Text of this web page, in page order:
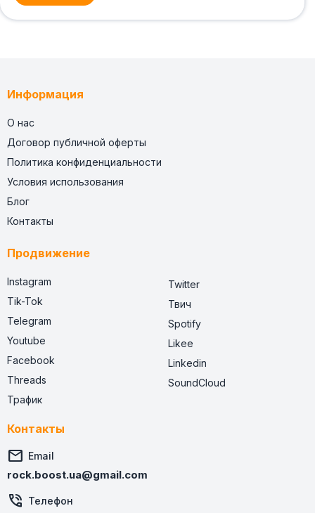
Информация
О нас
Договор публичной оферты
Политика конфиденциальности
Условия использования
Блог
Контакты
Продвижение
Instagram
Tik-Tok
Telegram
Youtube
Facebook
Threads
Трафик
Twitter
Твич
Spotify
Likee
Linkedin
SoundCloud
Контакты
 Email
rock.boost.ua@gmail.com
 Телефон